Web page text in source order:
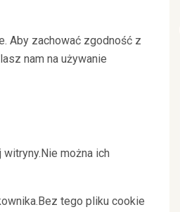
Aby zachować zgodność z
nam na używanie
można ich
tego pliku cookie